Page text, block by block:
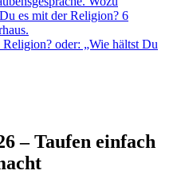
oder: „Wie hältst Du
– Taufen einfach